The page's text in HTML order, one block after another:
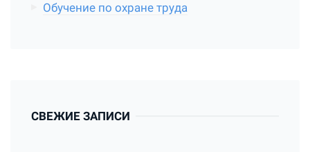
Обучение по охране труда
СВЕЖИЕ ЗАПИСИ